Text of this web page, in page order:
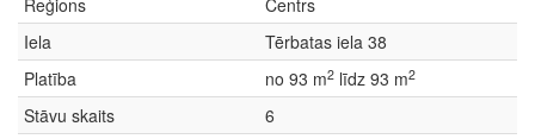
Reģions
Centrs
Iela
Tērbatas iela 38
Platība
no 93 m2 līdz 93 m2
Stāvu skaits
6